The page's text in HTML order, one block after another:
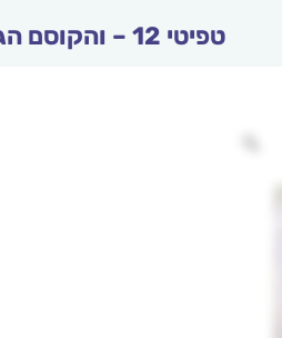
טפיטי 12 – והקוסם הגדול